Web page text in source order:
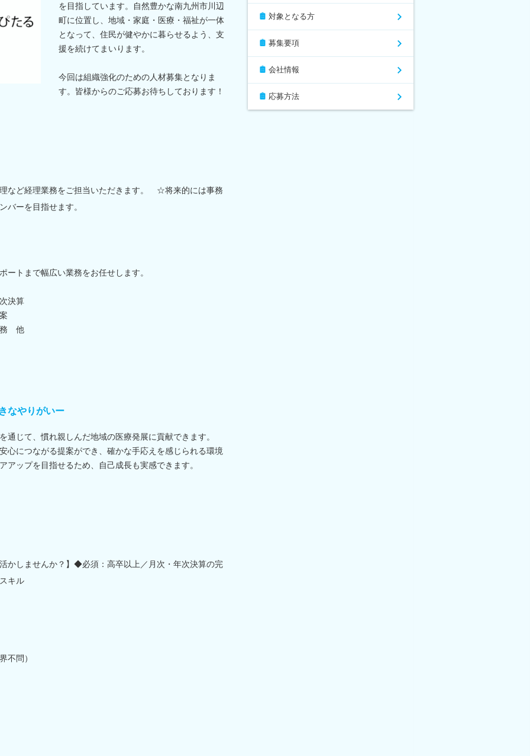
を目指しています。自然豊かな南九州市川辺
町に位置し、地域・家庭・医療・福祉が一体
となって、住民が健やかに暮らせるよう、支
援を続けてまいります。
今回は組織強化のための人材募集となりま
す。皆様からのご応募お待ちしております！
など経理業務をご担当いただきます。 ☆将来的には事務
バーを目指せます。
ートまで幅広い業務をお任せします。
決算
務 他
なやりがいー
通じて、慣れ親しんだ地域の医療発展に貢献できます。
心につながる提案ができ、確かな手応えを感じられる環境
アップを目指せるため、自己成長も実感できます。
かしませんか？】◆必須：高卒以上／月次・年次決算の完
キル
不問）
対象となる方
募集要項
会社情報
応募方法